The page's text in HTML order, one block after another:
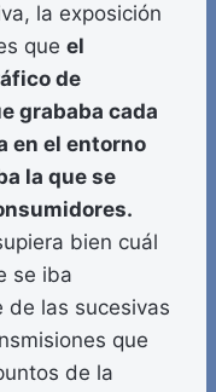
la exposición
que el
de
grababa cada
en el entorno
la que se
bien cuál
se iba
de las sucesivas
que
de la